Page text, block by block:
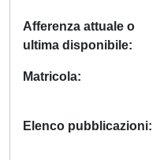
Afferenza attuale o
ultima disponibile
Matricola
Elenco pubblicazioni